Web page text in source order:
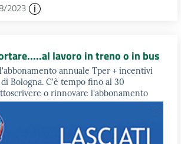
2023
lavoro in treno o in bus
annuale Tper + incentivi
Bologna. C'è tempo fino al 30
o rinnovare l'abbonamento